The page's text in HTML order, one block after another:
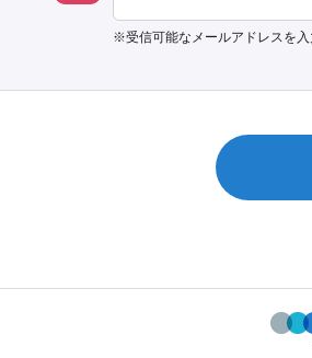
受信可能なメールアドレスを入